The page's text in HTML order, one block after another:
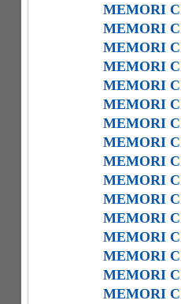
MEMORI
MEMORI
MEMORI
MEMORI
MEMORI
MEMORI
MEMORI
MEMORI
MEMORI
MEMORI
MEMORI
MEMORI
MEMORI
MEMORI
MEMORI
MEMORI